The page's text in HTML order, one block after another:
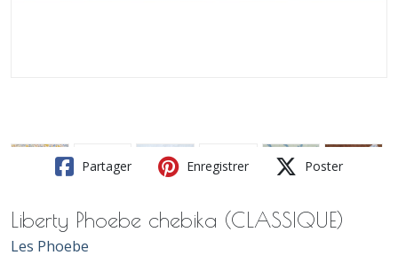
Partager Enregistrer Poster
Liberty Phoebe chebika (CLASSIQUE)
Les Phoebe